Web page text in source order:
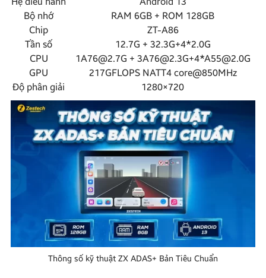
Bộ nhớ
RAM 6GB + ROM 128GB
Chip
ZT-A86
Tần số
12.7G + 32.3G+4*2.0G
CPU
1A76@2.7G + 3A76@2.3G+4*A55@2.0G
GPU
217GFLOPS NATT4 core@850MHz
Độ phân giải
1280×720
Thông số kỹ thuật ZX ADAS+ Bản Tiêu Chuẩn